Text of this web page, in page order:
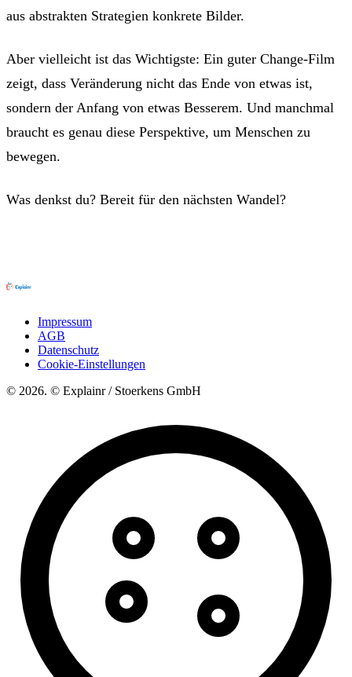
aus abstrakten Strategien konkrete Bilder.
Aber vielleicht ist das Wichtigste: Ein guter Change-Film
zeigt, dass Veränderung nicht das Ende von etwas ist,
sondern der Anfang von etwas Besserem. Und manchmal
braucht es genau diese Perspektive, um Menschen zu
bewegen.
Was denkst du? Bereit für den nächsten Wandel?
Impressum
AGB
Datenschutz
Cookie-Einstellungen
© 2026. © Explainr / Stoerkens GmbH